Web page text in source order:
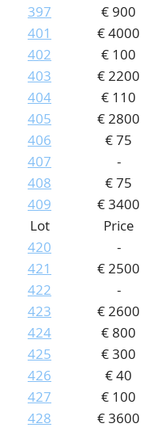
397
€ 900
401
€ 4000
402
€ 100
403
€ 2200
404
€ 110
405
€ 2800
406
€ 75
407
-
408
€ 75
409
€ 3400
Lot
Price
420
-
421
€ 2500
422
-
423
€ 2600
424
€ 800
425
€ 300
426
€ 40
427
€ 100
428
€ 3600